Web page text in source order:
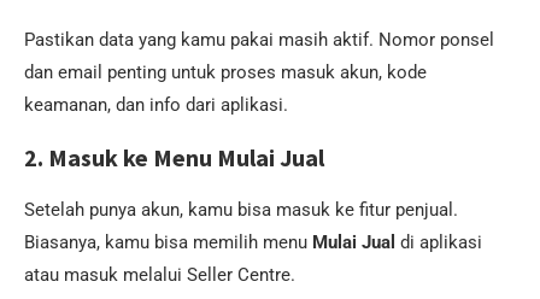
Pastikan data yang kamu pakai masih aktif. Nomor ponsel
dan email penting untuk proses masuk akun, kode
keamanan, dan info dari aplikasi.
2. Masuk ke Menu Mulai Jual
Setelah punya akun, kamu bisa masuk ke fitur penjual.
Biasanya, kamu bisa memilih menu Mulai Jual di aplikasi
atau masuk melalui Seller Centre.